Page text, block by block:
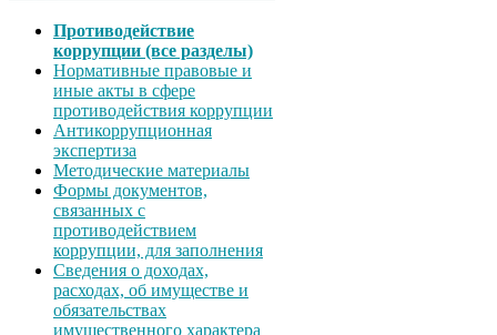
Противодействие
коррупции (все разделы)
Нормативные правовые и
иные акты в сфере
противодействия коррупции
Антикоррупционная
экспертиза
Методические материалы
Формы документов,
связанных с
противодействием
коррупции, для заполнения
Сведения о доходах,
расходах, об имуществе и
обязательствах
имущественного характера